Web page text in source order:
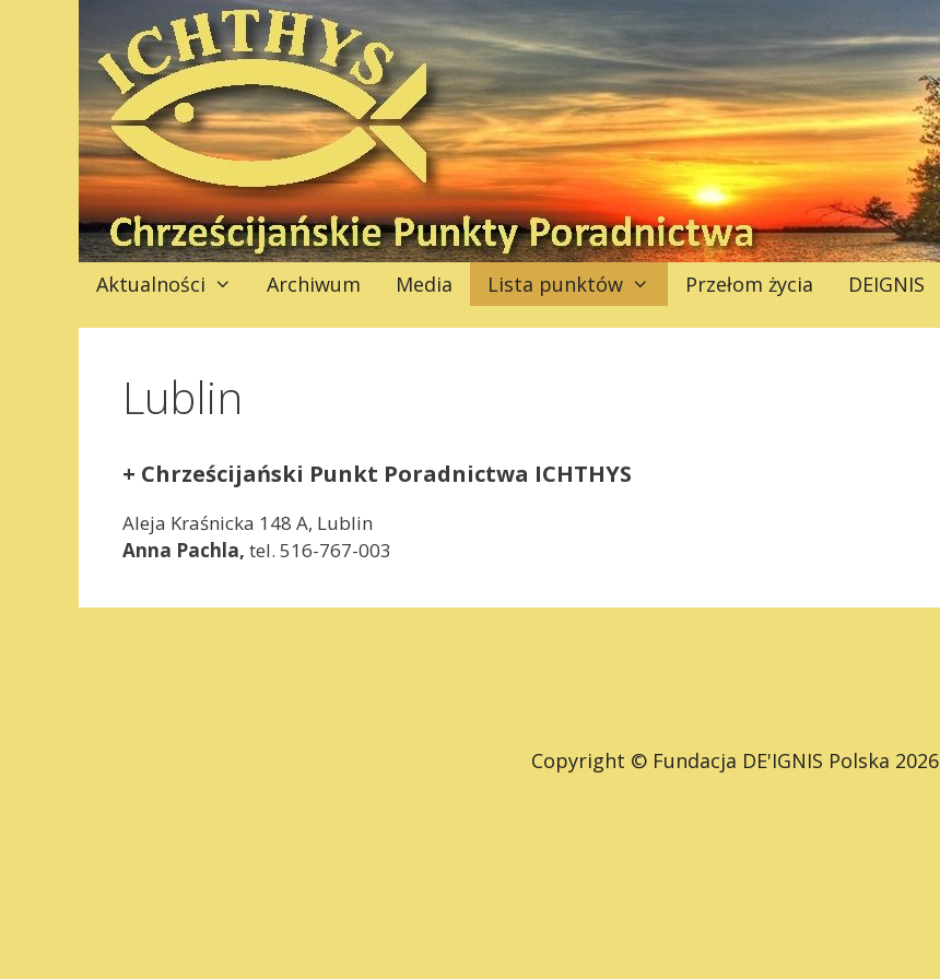
Aktualności Archiwum Media Lista punktów Przełom życia DEIGNIS
Lublin
+ Chrześcijański Punkt Poradnictwa ICHTHYS
Aleja Kraśnicka 148 A, Lublin
Anna Pachla, tel. 516-767-003
Copyright © Fundacja DE'IGNIS Polska 2026